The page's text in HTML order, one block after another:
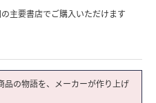
主要書店でご購入いただけます
品の物語を、メーカーが作り上げ